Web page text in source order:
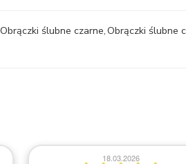
Obrączki ślubne czarne,Obrączki ślubne
06.05.2026